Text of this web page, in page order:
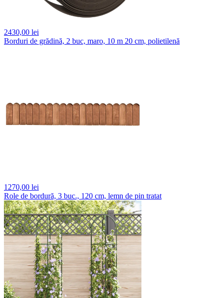
2430,00 lei
Borduri de grădină, 2 buc, maro, 10 m 20 cm, polietilenă
1270,00 lei
Role de bordură, 3 buc., 120 cm, lemn de pin tratat